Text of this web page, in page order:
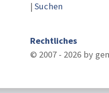
| Suchen
Rechtliches
© 2007 - 2026 by